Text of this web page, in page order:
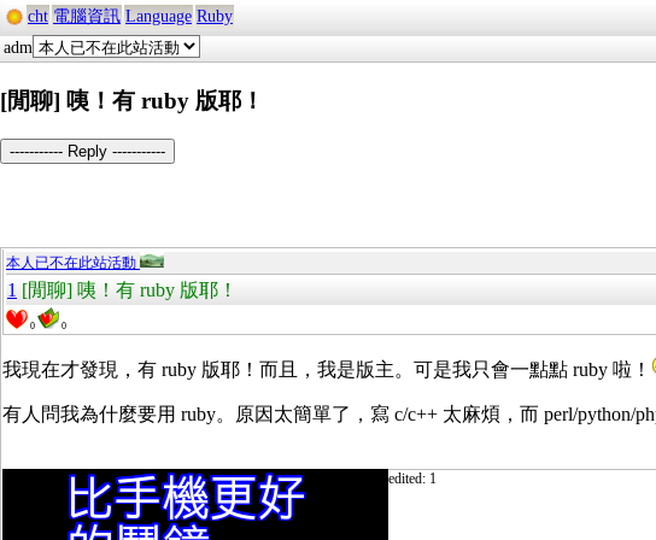
cht 電腦資訊 Language Ruby
adm
[閒聊] 咦！有 ruby 版耶！
----------- Reply -----------
本人已不在此站活動
1 [閒聊] 咦！有 ruby 版耶！
0 0
我現在才發現，有 ruby 版耶！而且，我是版主。可是我只會一點點 ruby 啦！
有人問我為什麼要用 ruby。原因太簡單了，寫 c/c++ 太麻煩，而 perl/
edited: 1